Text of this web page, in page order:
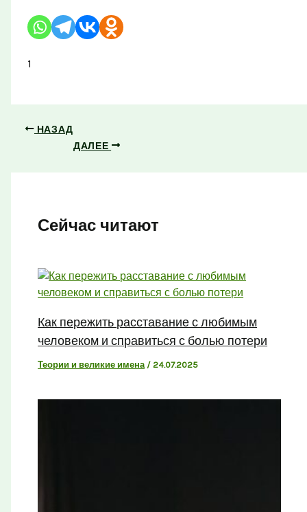
1
НАЗАД
ДАЛЕЕ
Сейчас читают
Как пережить расставание с любимым
человеком и справиться с болью потери
Теории и великие имена / 24.07.2025